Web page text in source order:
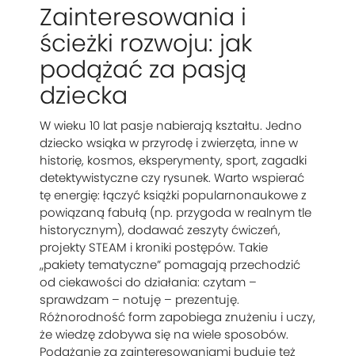
Zainteresowania i
ścieżki rozwoju: jak
podążać za pasją
dziecka
W wieku 10 lat pasje nabierają kształtu. Jedno
dziecko wsiąka w przyrodę i zwierzęta, inne w
historię, kosmos, eksperymenty, sport, zagadki
detektywistyczne czy rysunek. Warto wspierać
tę energię: łączyć książki popularnonaukowe z
powiązaną fabułą (np. przygoda w realnym tle
historycznym), dodawać zeszyty ćwiczeń,
projekty STEAM i kroniki postępów. Takie
„pakiety tematyczne” pomagają przechodzić
od ciekawości do działania: czytam –
sprawdzam – notuję – prezentuję.
Różnorodność form zapobiega znużeniu i uczy,
że wiedzę zdobywa się na wiele sposobów.
Podążanie za zainteresowaniami buduje też